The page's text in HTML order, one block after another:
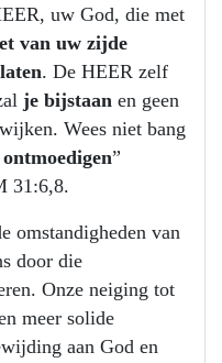
uw God, die met
van uw zijde
. De HEER zelf
je bijstaan en geen
Wees niet bang
”
31:6,8.
omstandigheden van
door die
Onze neiging tot
meer solide
aan God en